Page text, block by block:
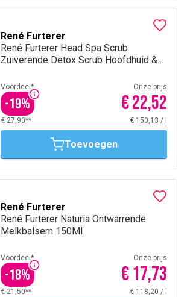
René Furterer
René Furterer Head Spa Scrub
Zuiverende Detox Scrub Hoofdhuid &
Voordeel*
-19%
Onze prijs
€ 22,52
€ 27,90** € 150,13 /
Toevoegen
René Furterer
René Furterer Naturia Ontwarrende
Melkbalsem 150Ml
Voordeel*
-18%
Onze prijs
€ 17,73
€ 21,50** € 118,20 /